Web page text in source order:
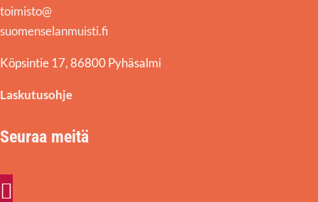
toimisto@
suomenselanmuisti.fi
Köpsintie 17, 86800 Pyhäsalmi
Laskutusohje
Seuraa meitä